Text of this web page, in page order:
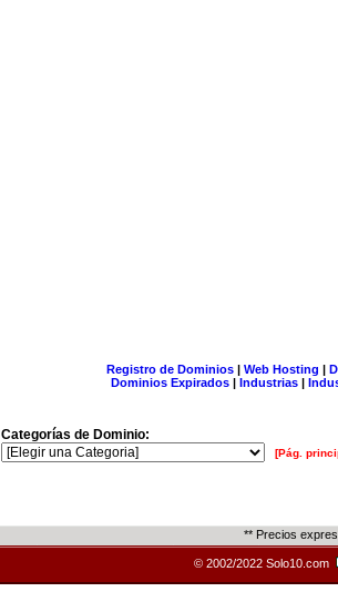
Registro de Dominios| Web Hosting |
Dominios Expirados | Industrias |
Categorías de Dominio:
[Pág.
** Precios
© 2002/2022 Solo10.com